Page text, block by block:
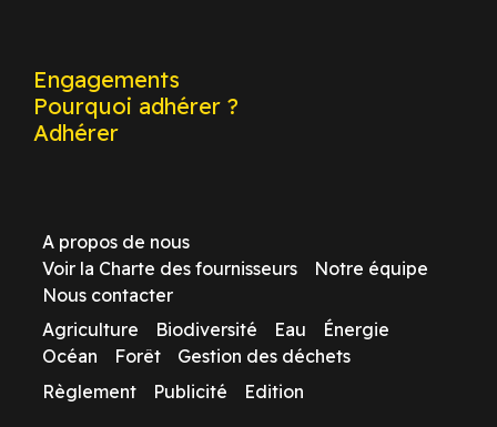
Engagements
Pourquoi adhérer ?
Adhérer
A propos de nous
Voir la Charte des fournisseurs
Notre équipe
Nous contacter
Agriculture
Biodiversité Eau
Énergie
Océan
Forêt
Gestion des déchets
Règlement
Publicité Edition